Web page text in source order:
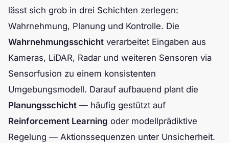
lässt sich grob in drei Schichten zerlegen:
Wahrnehmung, Planung und Kontrolle. Die
Wahrnehmungsschicht verarbeitet Eingaben aus
Kameras, LiDAR, Radar und weiteren Sensoren via
Sensorfusion zu einem konsistenten
Umgebungsmodell. Darauf aufbauend plant die
Planungsschicht — häufig gestützt auf
Reinforcement Learning oder modellprädiktive
Regelung — Aktionssequenzen unter Unsicherheit.